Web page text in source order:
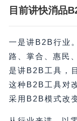
目前讲快消品
一是讲B2B行业
路、掌合、惠民
是讲B2B工具，
这种B2B工具对
采用B2B模式改